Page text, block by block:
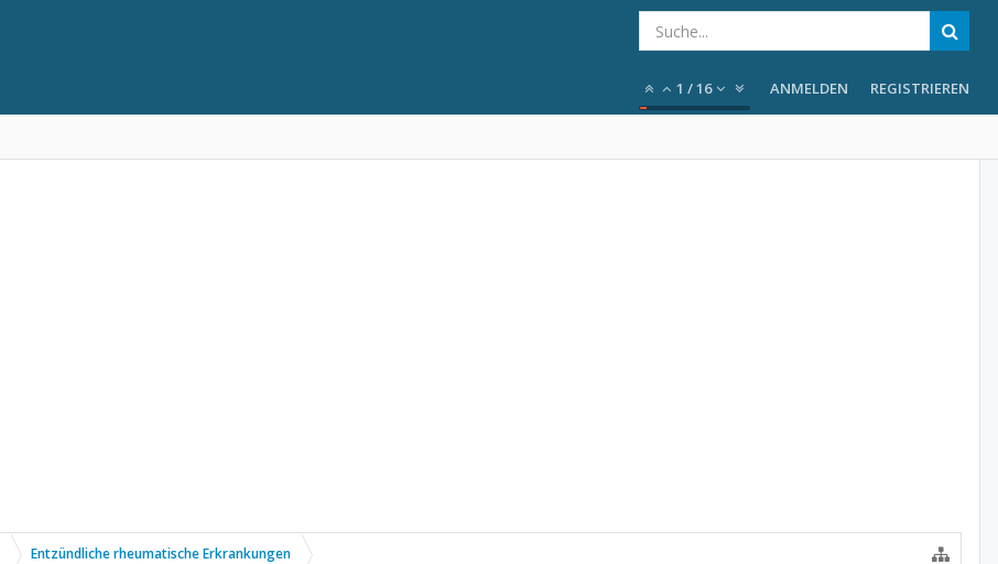
1 /16 ANMELDEN REGISTRIEREN
Entzündliche rheumatische Erkrankungen